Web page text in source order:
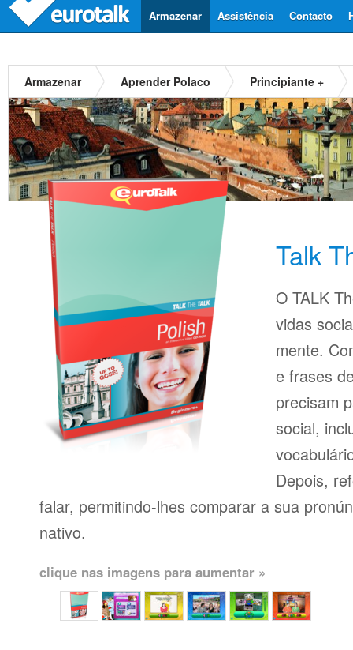
Contacto
Assistência
Armazenar
Armazenar Aprender Polaco Principiante +
Talk
O TALK
vidas
mente.
e frases
precisam
social,
Depois,
falar, permitindo-lhes comparar a sua
nativo.
clique nas imagens para aumentar »